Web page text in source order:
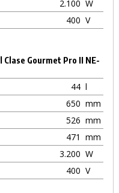
2.100 W
400 V
Gourmet Pro II NE-
44 l
650 mm
526 mm
471
mm
3.200 W
400 V